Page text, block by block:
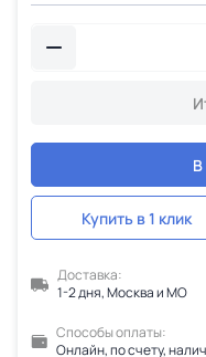
В
Купить в 1 клик
Доставка:
1-2 дня, Москва и МО
Способы оплаты:
Онлайн, по счету,